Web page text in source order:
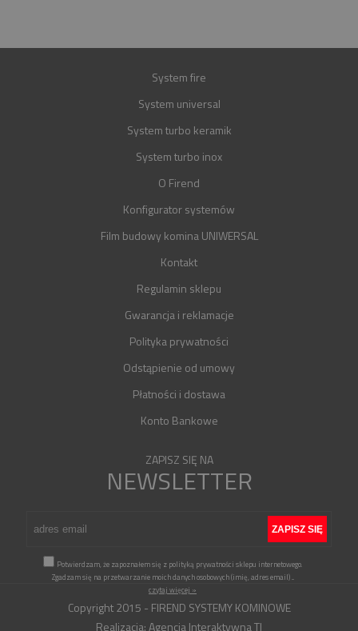
System fire
System universal
System turbo keramik
System turbo inox
O Firend
Konfigurator systemów
Film budowy komina UNIWERSAL
Kontakt
Regulamin sklepu
Gwarancja i reklamacje
Polityka prywatności
Odstąpienie od umowy
Płatności i dostawa
Konto Bankowe
ZAPISZ SIĘ NA
NEWSLETTER
Potwierdzam, że zapoznałem się z polityką prywatności sklepu internetowego.
Zgadzam się na przetwarzanie moich danych osobowych (imię, adres email)...
czytaj więcej »
Copyright 2015 - FIREND SYSTEMY KOMINOWE
Realizacja:Agencja Interaktywna TI